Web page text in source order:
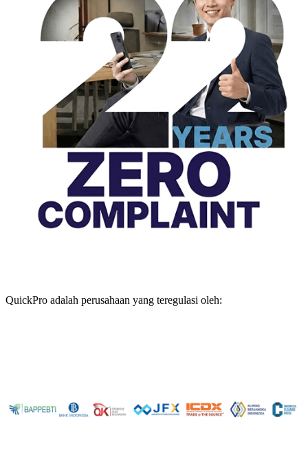
QuickPro adalah perusahaan yang teregulasi oleh: